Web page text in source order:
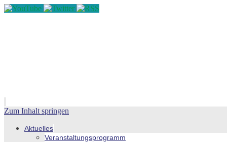
Zum Inhalt springen
Aktuelles
Veranstaltungsprogramm